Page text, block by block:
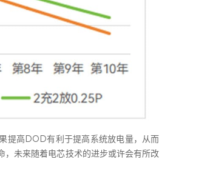
提高DOD有利于提高系统放电量，从而
未来随着电芯技术的进步或许会有所改